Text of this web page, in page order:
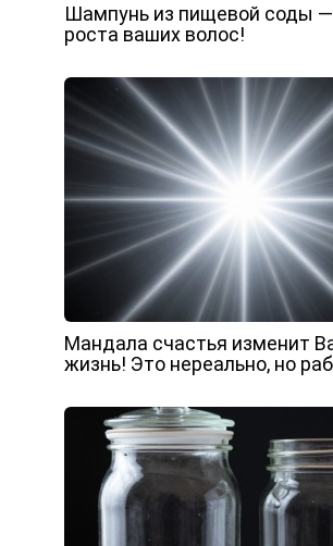
Шампунь из пищевой соды
роста ваших волос!
Мандала счастья изменит
жизнь! Это нереально, но